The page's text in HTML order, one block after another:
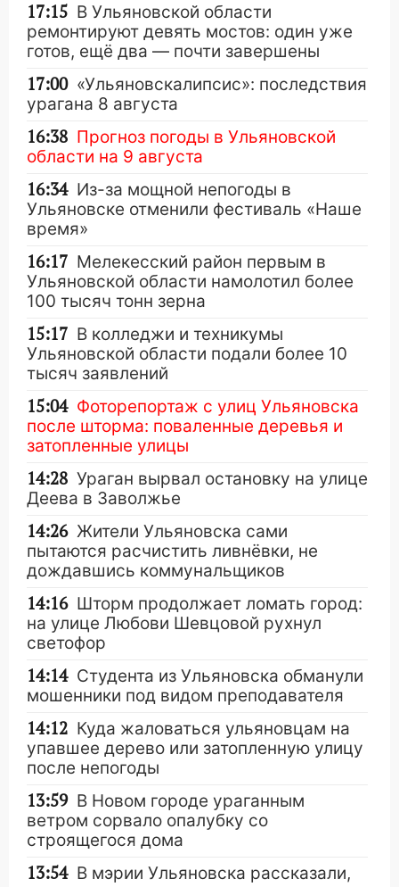
17:15 В Ульяновской области
ремонтируют девять мостов: один уже
готов, ещё два — почти завершены
17:00 «Ульяновскалипсис»: последствия
урагана 8 августа
16:38 Прогноз погоды в Ульяновской
области на 9 августа
16:34 Из-за мощной непогоды в
Ульяновске отменили фестиваль «Наше
время»
16:17 Мелекесский район первым в
Ульяновской области намолотил более
100 тысяч тонн зерна
15:17 В колледжи и техникумы
Ульяновской области подали более 10
тысяч заявлений
15:04 Фоторепортаж с улиц Ульяновска
после шторма: поваленные деревья и
затопленные улицы
14:28 Ураган вырвал остановку на улице
Деева в Заволжье
14:26 Жители Ульяновска сами
пытаются расчистить ливнёвки, не
дождавшись коммунальщиков
14:16 Шторм продолжает ломать город:
на улице Любови Шевцовой рухнул
светофор
14:14 Студента из Ульяновска обманули
мошенники под видом преподавателя
14:12 Куда жаловаться ульяновцам на
упавшее дерево или затопленную улицу
после непогоды
13:59 В Новом городе ураганным
ветром сорвало опалубку со
строящегося дома
13:54 В мэрии Ульяновска рассказали,